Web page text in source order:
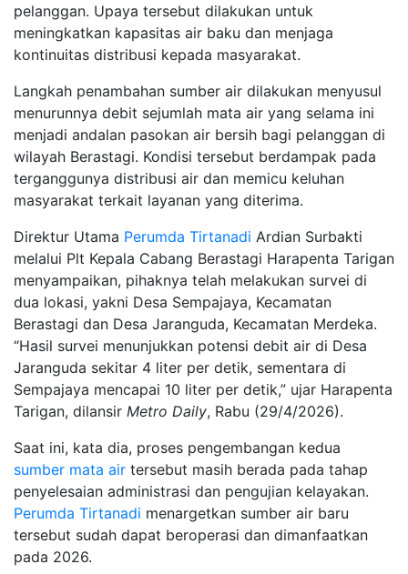
pelanggan. Upaya tersebut dilakukan untuk
meningkatkan kapasitas air baku dan menjaga
kontinuitas distribusi kepada masyarakat.
Langkah penambahan sumber air dilakukan menyusul
menurunnya debit sejumlah mata air yang selama ini
menjadi andalan pasokan air bersih bagi pelanggan di
wilayah Berastagi. Kondisi tersebut berdampak pada
terganggunya distribusi air dan memicu keluhan
masyarakat terkait layanan yang diterima.
Direktur Utama Perumda Tirtanadi Ardian Surbakti
melalui Plt Kepala Cabang Berastagi Harapenta Tarigan
menyampaikan, pihaknya telah melakukan survei di
dua lokasi, yakni Desa Sempajaya, Kecamatan
Berastagi dan Desa Jaranguda, Kecamatan Merdeka.
“Hasil survei menunjukkan potensi debit air di Desa
Jaranguda sekitar 4 liter per detik, sementara di
Sempajaya mencapai 10 liter per detik,” ujar Harapenta
Tarigan, dilansir Metro Daily, Rabu (29/4/2026).
Saat ini, kata dia, proses pengembangan kedua
sumber mata air tersebut masih berada pada tahap
penyelesaian administrasi dan pengujian kelayakan.
Perumda Tirtanadi menargetkan sumber air baru
tersebut sudah dapat beroperasi dan dimanfaatkan
pada 2026.